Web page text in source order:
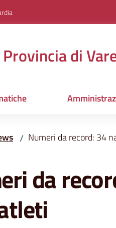
Provincia di
/ Numeri da record: 34
da